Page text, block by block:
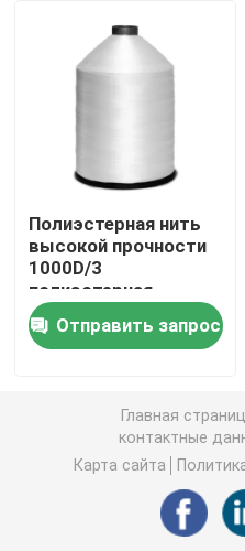
Нить из
Высокопрочная
Нить из
Высокопрочная
Высокопрочная
Поток высокой
Швейная нить цветная
Полиэстерная нить
высокой прочности
1000D/3
полиэстерная
швейная нить
Отправить запрос
Главная
контактные
Карта сайта